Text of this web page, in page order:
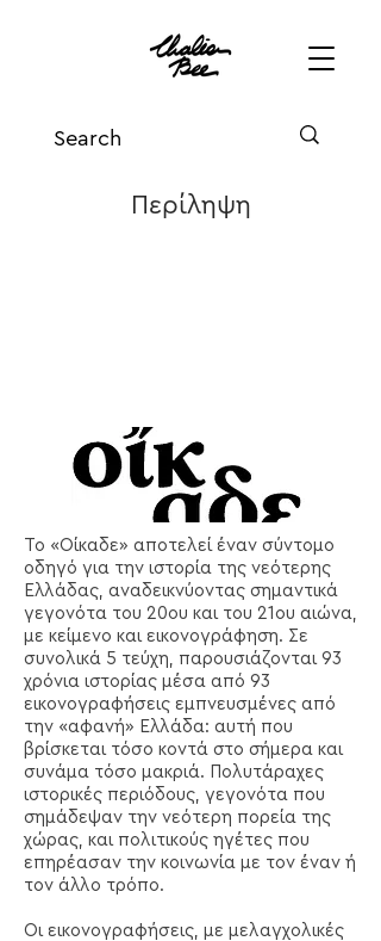
Περίληψη
Το «Οίκαδε» αποτελεί έναν σύντομο
οδηγό για την ιστορία της νεότερης
Ελλάδας, αναδεικνύοντας σημαντικά
γεγονότα του 20ου και του 21ου αιώνα,
με κείμενο και εικονογράφηση. Σε
συνολικά 5 τεύχη, παρουσιάζονται 93
χρόνια ιστορίας μέσα από 93
εικονογραφήσεις εμπνευσμένες από
την «αφανή» Ελλάδα: αυτή που
βρίσκεται τόσο κοντά στο σήμερα και
συνάμα τόσο μακριά. Πολυτάραχες
ιστορικές περιόδους, γεγονότα που
σημάδεψαν την νεότερη πορεία της
χώρας, και πολιτικούς ηγέτες που
επηρέασαν την κοινωνία με τον έναν ή
τον άλλο τρόπο.
Οι εικονογραφήσεις, με μελαγχολικές